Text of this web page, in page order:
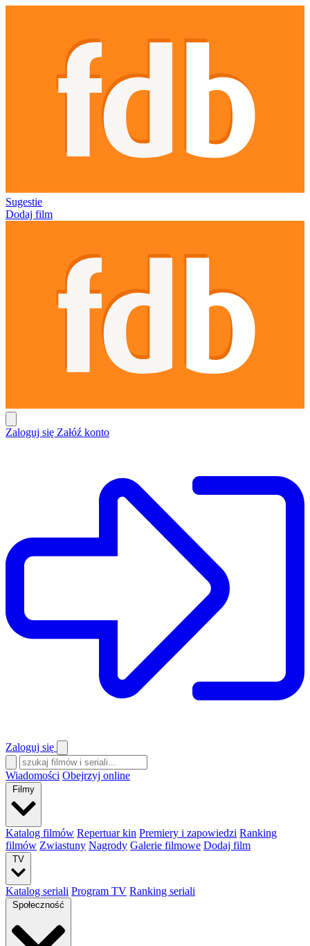
Sugestie
Dodaj film
Zaloguj się Załóź konto
Zaloguj się
Wiadomości Obejrzyj online
Filmy
Katalog filmów Repertuar kin Premiery i zapowiedzi Ranking
filmów Zwiastuny Nagrody Galerie filmowe Dodaj film
TV
Katalog seriali Program TV Ranking seriali
Społeczność